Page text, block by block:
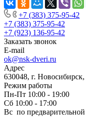
+7 (383) 375-95-42
+7 (383) 375-95-42
+7 (923) 136-95-42
Заказать звонок
E-mail
ok@nsk-dveri.ru
Адрес
630048, г.
Режим работы
Пн-Пт 10:00 - 19:00
Сб 10:00 - 17:00
Вс по предварительной